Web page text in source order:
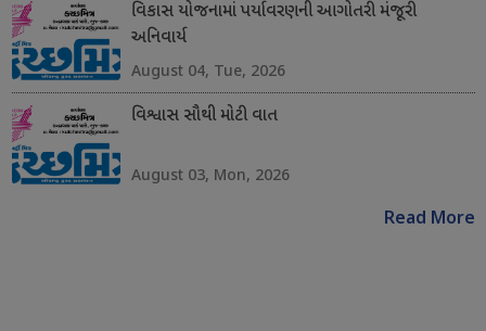
વિકાસ યોજનામાં પર્યાવરણની આગોતરી મંજૂરી
અનિવાર્ય
August 04, Tue, 2026
વિશ્વાસ સૌથી મોટી વાત
August 03, Mon, 2026
Read More